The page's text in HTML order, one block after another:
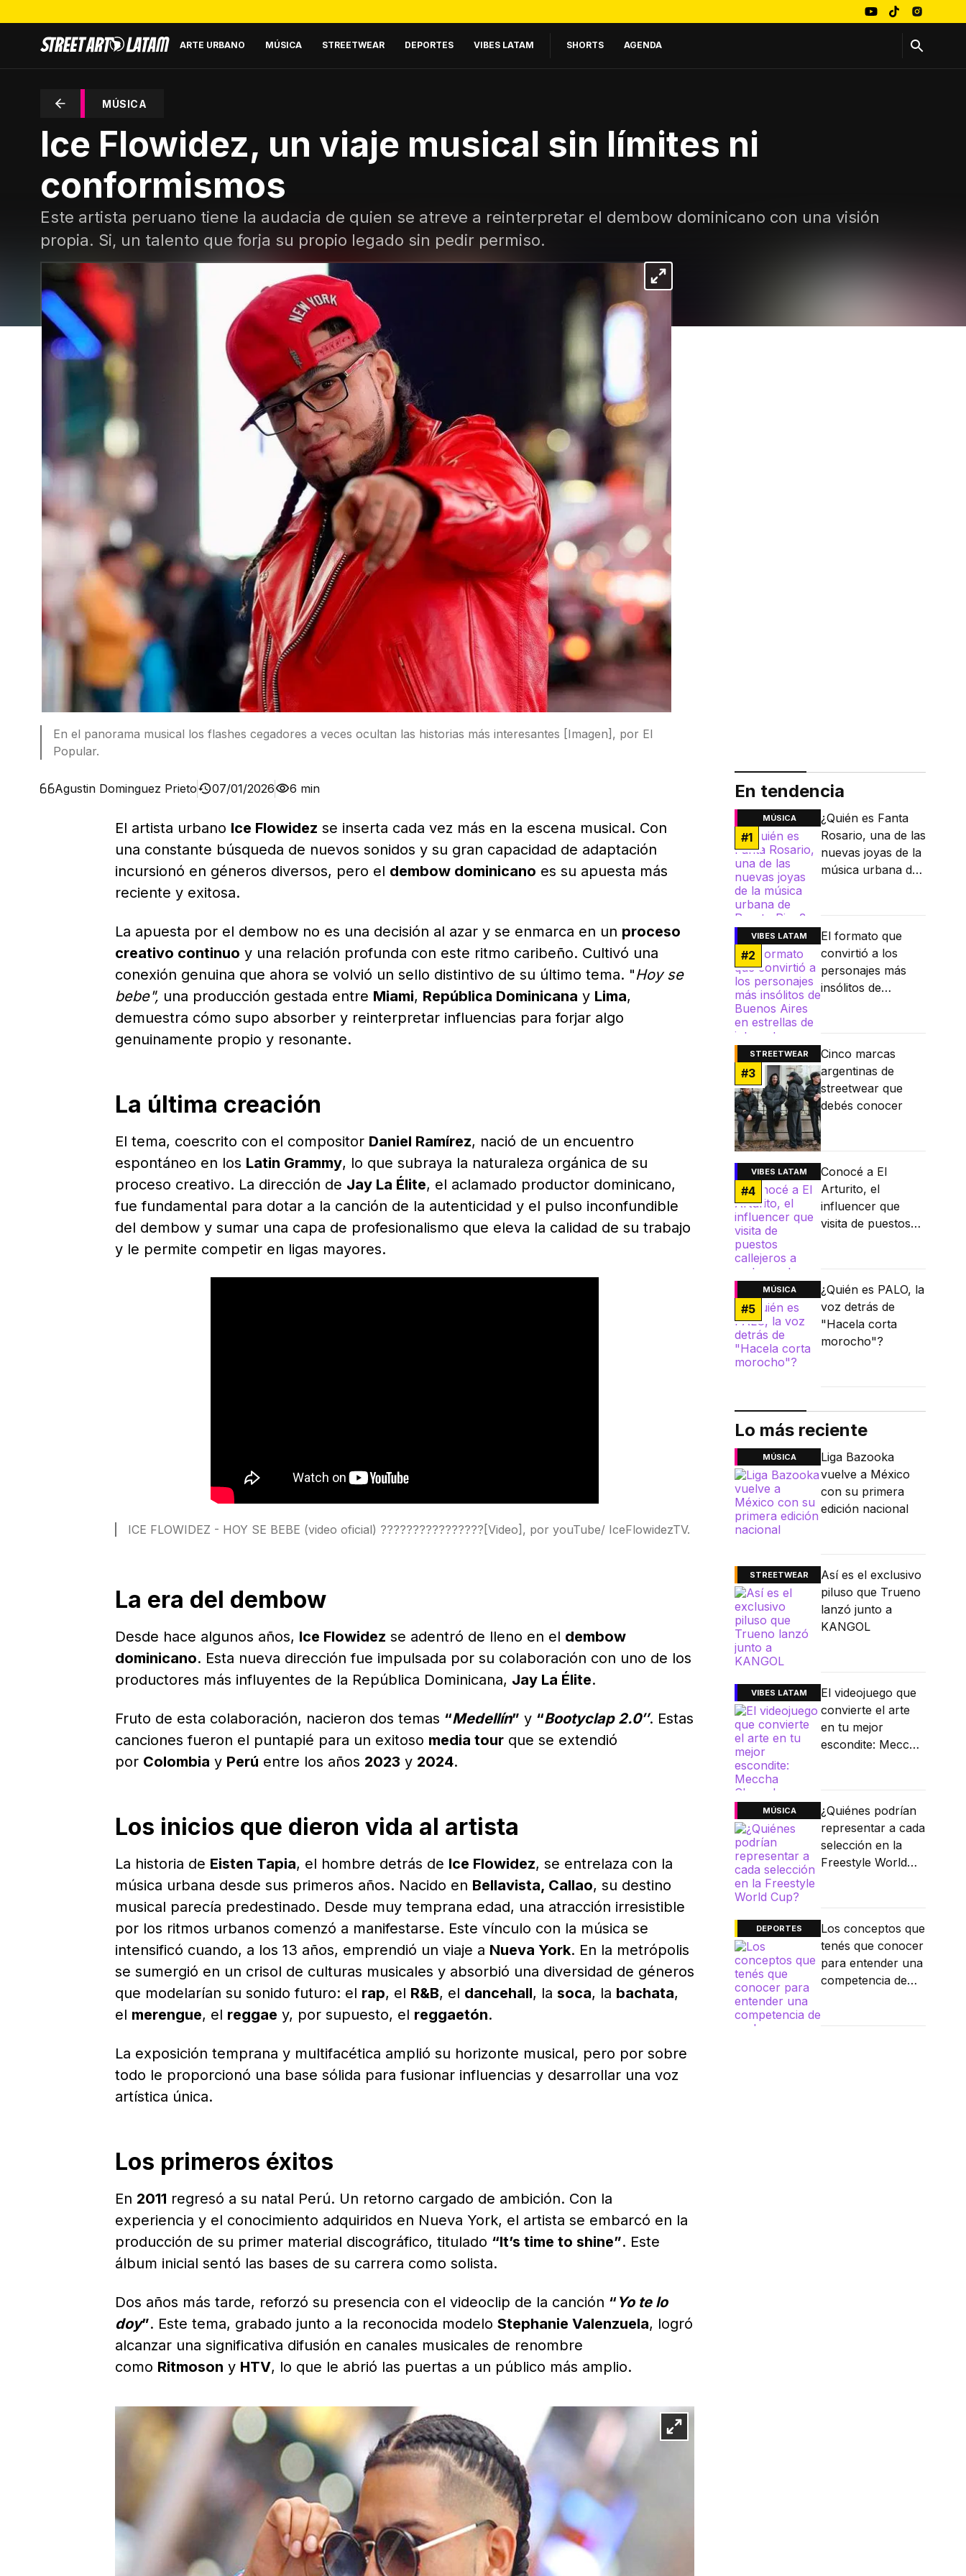
ARTE URBANO MÚSICA STREETWEAR DEPORTES VIBES LATAM SHORTS AGENDA
MÚSICA
Ice Flowidez, un viaje musical sin límites ni
conformismos
Este artista peruano tiene la audacia de quien se atreve a reinterpretar el dembow dominicano con una visión
propia. Si, un talento que forja su propio legado sin pedir permiso.
En el panorama musical los flashes cegadores a veces ocultan las historias más interesantes [Imagen], por El
Popular.
Agustin Dominguez Prieto 07/01/2026 6 min
El artista urbano Ice Flowidez se inserta cada vez más en la escena musical. Con
una constante búsqueda de nuevos sonidos y su gran capacidad de adaptación
incursionó en géneros diversos, pero el dembow dominicano es su apuesta más
reciente y exitosa.
La apuesta por el dembow no es una decisión al azar y se enmarca en un proceso
creativo continuo y una relación profunda con este ritmo caribeño. Cultivó una
conexión genuina que ahora se volvió un sello distintivo de su último tema. "Hoy se
bebe", una producción gestada entre Miami, República Dominicana y Lima,
demuestra cómo supo absorber y reinterpretar influencias para forjar algo
genuinamente propio y resonante.
La última creación
El tema, coescrito con el compositor Daniel Ramírez, nació de un encuentro
espontáneo en los Latin Grammy, lo que subraya la naturaleza orgánica de su
proceso creativo. La dirección de Jay La Élite, el aclamado productor dominicano,
fue fundamental para dotar a la canción de la autenticidad y el pulso inconfundible
del dembow y sumar una capa de profesionalismo que eleva la calidad de su trabajo
y le permite competir en ligas mayores.
ICE FLOWIDEZ - HOY SE BEBE (video oficial) ????????????????[Video], por youTube/ IceFlowidezTV.
La era del dembow
Desde hace algunos años, Ice Flowidez se adentró de lleno en el dembow
dominicano. Esta nueva dirección fue impulsada por su colaboración con uno de los
productores más influyentes de la República Dominicana, Jay La Élite.
Fruto de esta colaboración, nacieron dos temas “Medellín” y “Bootyclap 2.0″. Estas
canciones fueron el puntapié para un exitoso media tour que se extendió
por Colombia y Perú entre los años 2023 y 2024.
Los inicios que dieron vida al artista
La historia de Eisten Tapia, el hombre detrás de Ice Flowidez, se entrelaza con la
música urbana desde sus primeros años. Nacido en Bellavista, Callao, su destino
musical parecía predestinado. Desde muy temprana edad, una atracción irresistible
por los ritmos urbanos comenzó a manifestarse. Este vínculo con la música se
intensificó cuando, a los 13 años, emprendió un viaje a Nueva York. En la metrópolis
se sumergió en un crisol de culturas musicales y absorbió una diversidad de géneros
que modelarían su sonido futuro: el rap, el R&B, el dancehall, la soca, la bachata,
el merengue, el reggae y, por supuesto, el reggaetón.
La exposición temprana y multifacética amplió su horizonte musical, pero por sobre
todo le proporcionó una base sólida para fusionar influencias y desarrollar una voz
artística única.
Los primeros éxitos
En 2011 regresó a su natal Perú. Un retorno cargado de ambición. Con la
experiencia y el conocimiento adquiridos en Nueva York, el artista se embarcó en la
producción de su primer material discográfico, titulado “It’s time to shine”. Este
álbum inicial sentó las bases de su carrera como solista.
Dos años más tarde, reforzó su presencia con el videoclip de la canción “ Yo te lo
doy”. Este tema, grabado junto a la reconocida modelo Stephanie Valenzuela, logró
alcanzar una significativa difusión en canales musicales de renombre
como Ritmoson y HTV, lo que le abrió las puertas a un público más amplio.
En tendencia
MÚSICA
#1
¿Quién es Fanta
Rosario, una de las
nuevas joyas de la
música urbana de
VIBES LATAM
#2
El formato que
convirtió a los
personajes más
insólitos de
STREETWEAR
#3
Cinco marcas
argentinas de
streetwear que
debés conocer
VIBES LATAM
#4
Conocé a El
Arturito, el
influencer que
visita de puestos
MÚSICA
#5
¿Quién es PALO, la
voz detrás de
"Hacela corta
morocho"?
Lo más reciente
MÚSICA
Liga Bazooka
vuelve a México
con su primera
edición nacional
STREETWEAR
Así es el exclusivo
piluso que Trueno
lanzó junto a
KANGOL
VIBES LATAM
El videojuego que
convierte el arte
en tu mejor
escondite: Meccha
MÚSICA
¿Quiénes podrían
representar a cada
selección en la
Freestyle World
DEPORTES
Los conceptos que
tenés que conocer
para entender una
competencia de